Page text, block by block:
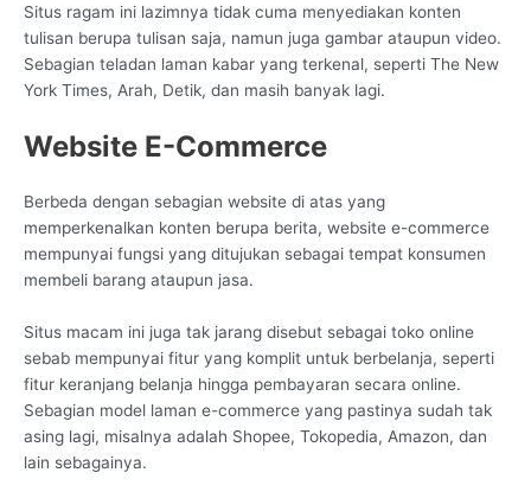
Situs ragam ini lazimnya tidak cuma menyediakan konten
tulisan berupa tulisan saja, namun juga gambar ataupun video.
Sebagian teladan laman kabar yang terkenal, seperti The New
York Times, Arah, Detik, dan masih banyak lagi.
Website E-Commerce
Berbeda dengan sebagian website di atas yang
memperkenalkan konten berupa berita, website e-commerce
mempunyai fungsi yang ditujukan sebagai tempat konsumen
membeli barang ataupun jasa.
Situs macam ini juga tak jarang disebut sebagai toko online
sebab mempunyai fitur yang komplit untuk berbelanja, seperti
fitur keranjang belanja hingga pembayaran secara online.
Sebagian model laman e-commerce yang pastinya sudah tak
asing lagi, misalnya adalah Shopee, Tokopedia, Amazon, dan
lain sebagainya.